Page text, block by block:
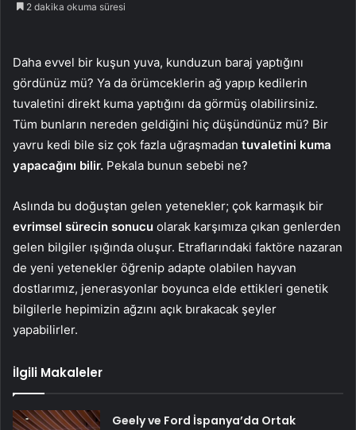
2 dakika okuma süresi
Daha evvel bir kuşun yuva, kunduzun baraj yaptığını
gördünüz mü? Ya da örümceklerin ağ yapıp kedilerin
tuvaletini direkt kuma yaptığını da görmüş olabilirsiniz.
Tüm bunların nereden geldiğini hiç düşündünüz mü? Bir
yavru kedi bile siz çok fazla uğraşmadan tuvaletini kuma
yapacağını bilir. Pekala bunun sebebi ne?
Aslında bu doğuştan gelen yetenekler; çok karmaşık bir
evrimsel sürecin sonucu olarak karşımıza çıkan genlerden
gelen bilgiler ışığında oluşur. Etraflarındaki faktöre nazaran
de yeni yetenekler öğrenip adapte olabilen hayvan
dostlarımız, jenerasyonlar boyunca elde ettikleri genetik
bilgilerle hepimizin ağzını açık bırakacak şeyler
yapabilirler.
İlgili Makaleler
Geely ve Ford İspanya’da Ortak